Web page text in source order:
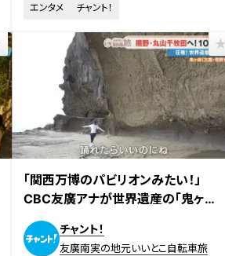
エンタメ チャント！
「関西万博のパビリオンみたい！」
CBC友廣アナが世界遺産の「鬼ヶ城」
に大興奮！自然がつくりだした絶景と
は？
チャント！
友廣南実の地元いいとこ自転車旅